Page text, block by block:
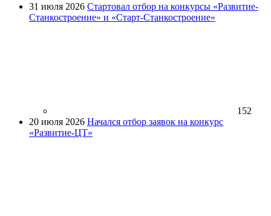
31 июля 2026 Стартовал отбор на конкурсы «Развитие-
Станкостроение» и «Старт-Станкостроение»
152
20 июля 2026 Начался отбор заявок на конкурс
«Развитие-ЦТ»